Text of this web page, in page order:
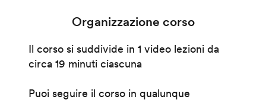
Organizzazione corso
Il corso si suddivide in 1 video lezioni da
circa 19 minuti ciascuna
Puoi seguire il corso in qualunque